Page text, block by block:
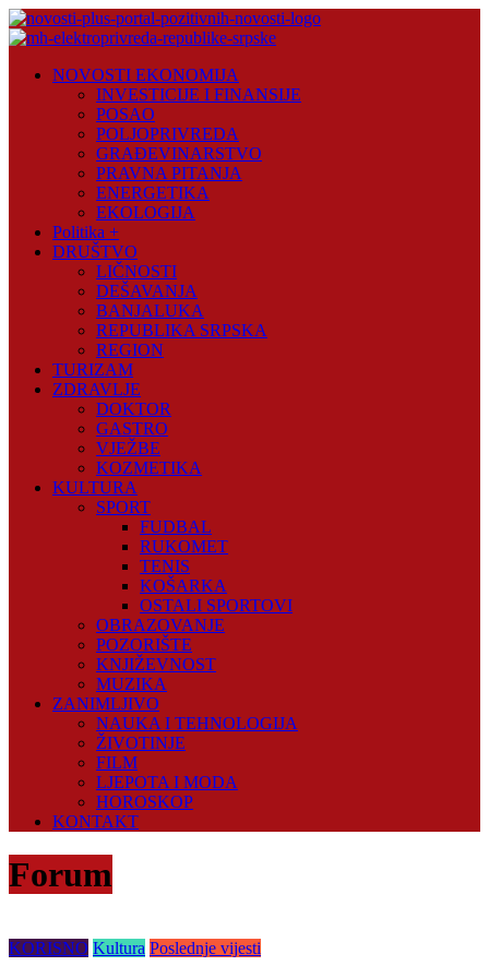
Skip
to
Plus
NOVOSTI EKONOMIJA
INVESTICIJE I FINANSIJE
POSAO
POLJOPRIVREDA
GRAĐEVINARSTVO
PRAVNA PITANJA
ENERGETIKA
EKOLOGIJA
Politika +
DRUŠTVO
LIČNOSTI
DEŠAVANJA
BANJALUKA
REPUBLIKA SRPSKA
REGION
TURIZAM
ZDRAVLJE
DOKTOR
GASTRO
VJEŽBE
KOZMETIKA
KULTURA
SPORT
FUDBAL
RUKOMET
TENIS
KOŠARKA
OSTALI SPORTOVI
OBRAZOVANJE
POZORIŠTE
KNJIŽEVNOST
MUZIKA
ZANIMLJIVO
NAUKA I TEHNOLOGIJA
ŽIVOTINJE
FILM
LJEPOTA I MODA
HOROSKOP
KONTAKT
Forum
KORISNO Kultura Poslednje vijesti